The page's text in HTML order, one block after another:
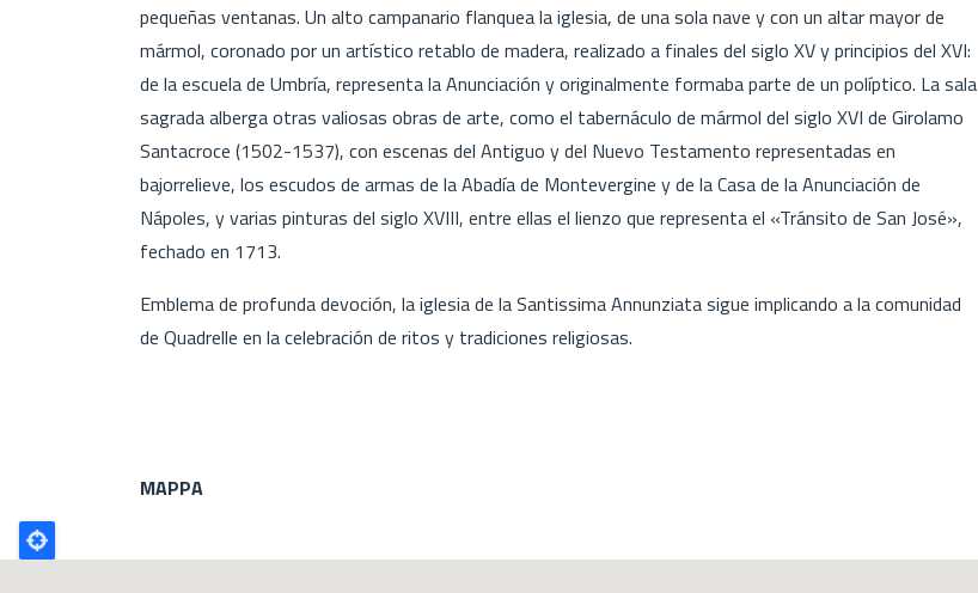
pequeñas ventanas. Un alto campanario flanquea la iglesia, de una sola nave y con un altar mayor de
mármol, coronado por un artístico retablo de madera, realizado a finales del siglo XV y principios del XVI:
de la escuela de Umbría, representa la Anunciación y originalmente formaba parte de un políptico. La sala
sagrada alberga otras valiosas obras de arte, como el tabernáculo de mármol del siglo XVI de Girolamo
Santacroce (1502-1537), con escenas del Antiguo y del Nuevo Testamento representadas en
bajorrelieve, los escudos de armas de la Abadía de Montevergine y de la Casa de la Anunciación de
Nápoles, y varias pinturas del siglo XVIII, entre ellas el lienzo que representa el «Tránsito de San José»,
fechado en 1713.
Emblema de profunda devoción, la iglesia de la Santissima Annunziata sigue implicando a la comunidad
de Quadrelle en la celebración de ritos y tradiciones religiosas.
MAPPA
Poligono
GEO